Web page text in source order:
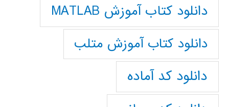
دانلود کتاب آموزش MATLAB
دانلود کتاب آموزش متلب
دانلود کد آماده